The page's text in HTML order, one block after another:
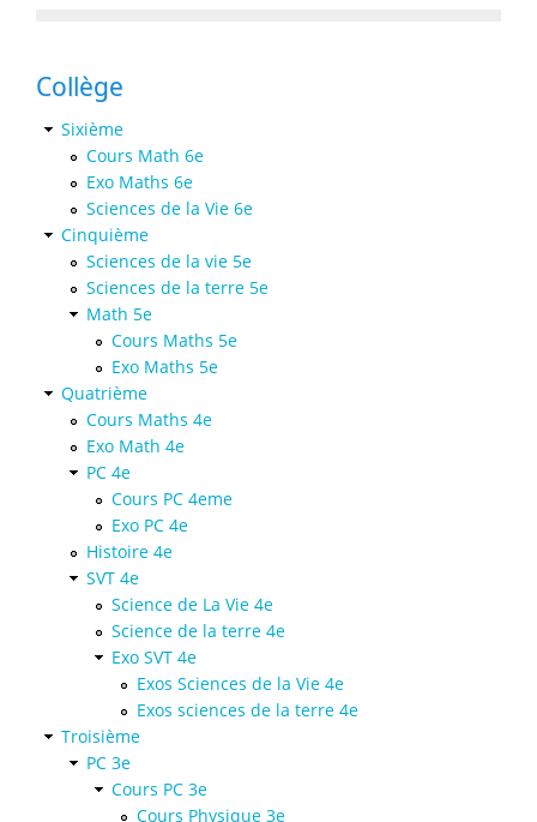
Collège
Sixième
Cours Math 6e
Exo Maths 6e
Sciences de la Vie 6e
Cinquième
Sciences de la vie 5e
Sciences de la terre 5e
Math 5e
Cours Maths 5e
Exo Maths 5e
Quatrième
Cours Maths 4e
Exo Math 4e
PC 4e
Cours PC 4eme
Exo PC 4e
Histoire 4e
SVT 4e
Science de La Vie 4e
Science de la terre 4e
Exo SVT 4e
Exos Sciences de la Vie 4e
Exos sciences de la terre 4e
Troisième
PC 3e
Cours PC 3e
Cours Physique 3e